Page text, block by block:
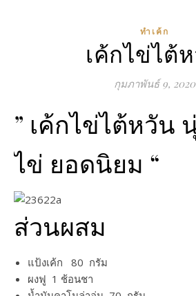
ทำเค้ก
เค้กไข่ไต้
กุมภาพันธ์ 9, 2020
” เค้กไข่ไต้หวัน
ไข่ ยอดนิยม “
ส่วนผสม
แป้งเค้ก​ 80​ กรัม
ผงฟู​ 1​ ช้อนชา